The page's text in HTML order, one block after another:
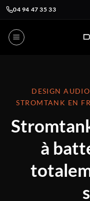
04 94 47 35 33
DESIGN
STROMTANK EN
à